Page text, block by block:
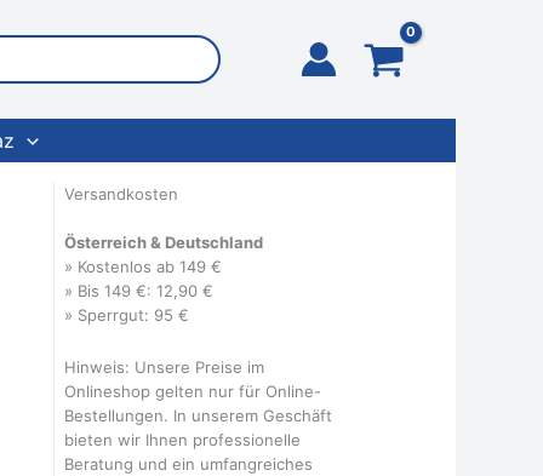
Versandkosten
Österreich & Deutschland
» Kostenlos ab 149 €
» Bis 149 €: 12,90 €
» Sperrgut: 95 €
Hinweis: Unsere Preise im
Onlineshop gelten nur für Online-
Bestellungen. In unserem Geschäft
bieten wir Ihnen professionelle
Beratung und ein umfangreiches